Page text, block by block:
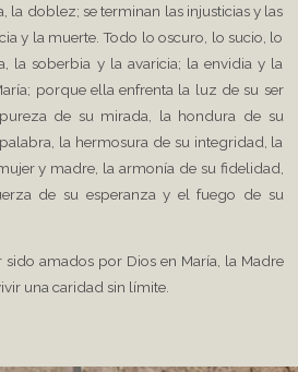
la doblez; se terminan las injusticias y las
y la muerte. Todo lo oscuro, lo sucio, lo
la soberbia y la avaricia; la envidia y la
porque ella enfrenta la luz de su ser
de su mirada, la hondura de su
la hermosura de su integridad, la
y madre, la armonía de su fidelidad,
de su esperanza y el fuego de su
sido amados por Dios en María, la Madre
una caridad sin límite.